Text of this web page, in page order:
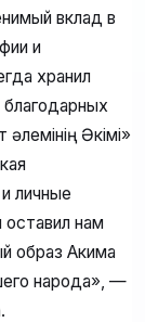
вклад в
и
хранил
Әкімі»
личные
нам
образ Акима
народа», —